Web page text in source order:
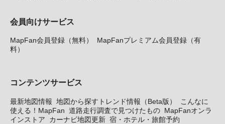
会員向けサービス
MapFan会員登録（無料）
MapFanプレミアム会員登録（有
料）
コンテンツサービス
最新地図情報 地図から探すトレンド情報（Beta版）
こんなに
使える！MapFan 道路走行調査で見つけたもの MapFanオンラ
インストア
カーナビ地図更新 宿・ホテル・旅館予約